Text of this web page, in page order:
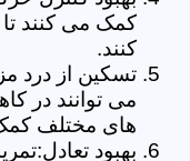
کمک می کنند
کنند.
تسکین از درد
می توانند در
های مختلف
بهبود